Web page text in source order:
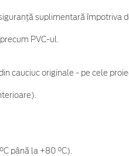
suplimentară împotriva
PVC-ul.
cauciuc originale - pe cele
până la +80 °C).